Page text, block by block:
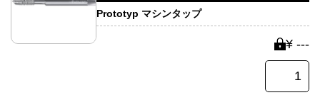
Prototyp マシンタップ
¥ ---